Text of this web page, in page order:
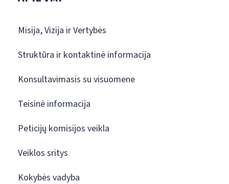
Misija, Vizija ir Vertybės
Struktūra ir kontaktinė informacija
Konsultavimasis su visuomene
Teisinė informacija
Peticijų komisijos veikla
Veiklos sritys
Kokybės vadyba